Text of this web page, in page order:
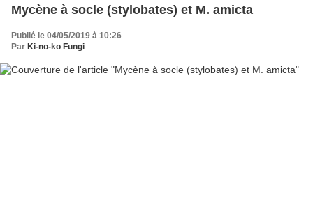
Mycène à socle (stylobates) et M. amicta
Publié le 04/05/2019 à 10:26
Par Ki-no-ko Fungi